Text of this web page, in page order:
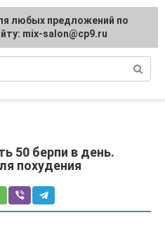
образ жизни
50 берпи в день.
похудения
любых предложений по
mix-salon@cp9.ru